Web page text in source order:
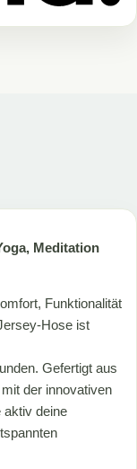
Meditation
Funktionalität
Hose ist
Gefertigt aus
der innovativen
aktiv deine